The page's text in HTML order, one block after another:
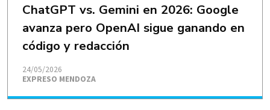
ChatGPT vs. Gemini en 2026: Google
avanza pero OpenAI sigue ganando en
código y redacción
EXPRESO MENDOZA
24/05/2026